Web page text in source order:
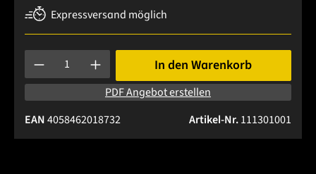
Expressversand möglich
Produkt Anzahl: Gib den gewünschten Wert ein oder
In den Warenkorb
PDF Angebot erstellen
Artikel-Nr.111301001
EAN4058462018732